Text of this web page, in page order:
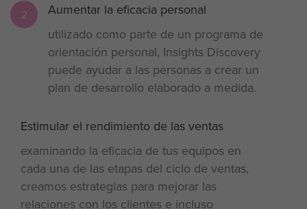
2
Aumentar la eficacia personal
utilizado como parte de un programa de
orientación personal, Insights Discovery
puede ayudar a las personas a crear un
plan de desarrollo elaborado a medida.
3
Estimular el rendimiento de las ventas
examinando la eficacia de tus equipos en
cada una de las etapas del ciclo de ventas,
creamos estrategias para mejorar las
relaciones con los clientes e incluso